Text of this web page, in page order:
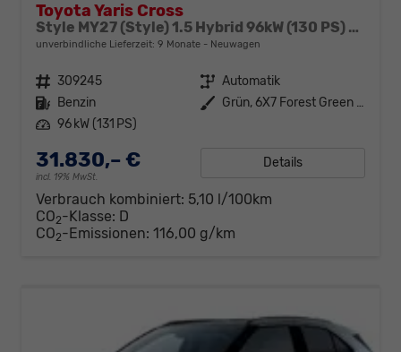
Toyota Yaris Cross
Style MY27 (Style) 1.5 Hybrid 96kW (130 PS) e-CVT 4x4
unverbindliche Lieferzeit: 9 Monate Neuwagen
Fahrzeugnr. 309245 Getriebe Automatik
Kraftstoff Benzin Außenfarbe
Grün, 6X7 Forest Green Metallic
Leistung 96 kW (131 PS)
31.830,– €
incl. 19% MwSt.
Details
Verbrauch kombiniert: 5,10 l/100km
CO2-Klasse: D
CO2-Emissionen: 116,00 g/km